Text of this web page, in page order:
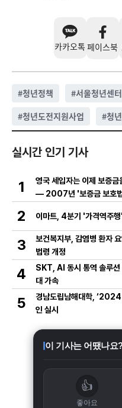
카카오톡 페이스북
#청년정책 #서울청년센
#청년도전지원사업 #청
실시간 인기 기사
1
영국 세입자는 이제 보증
— 2007년 '보증금 보호
2 이마트, 4분기 '가격역주
3
보건복지부, 감염병 환자
법령 개정
4
SKT, AI 동시 통역 솔루
대 가속
5
경남도립남해대학, ‘2024
인 실시
이 기사는 어땠나요
👍
좋아요